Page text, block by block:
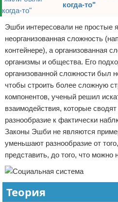
когда-то"
Эшби интересовали не простые
неорганизованная сложность
контейнере), а организованная
организмы и общества. Его
организованной сложности был
чтобы строить более сложную
компонентов, ученый решил
взаимодействия, которые
разнообразие к фактически
Законы Эшби не являются
уменьшают разнообразие от
представить, до того, что можно
Теория